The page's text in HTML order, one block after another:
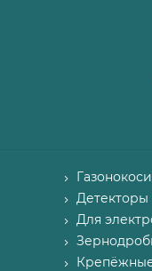
Детекторы
Для